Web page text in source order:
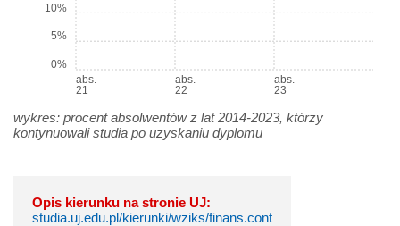
abs.
21
abs.
22
abs.
23
0%
5%
10%
wykres: procent absolwentów z lat 2014-2023, którzy
kontynuowali studia po uzyskaniu dyplomu
Opis kierunku na stronie UJ:
studia.uj.edu.pl/kierunki/wziks/finans.cont